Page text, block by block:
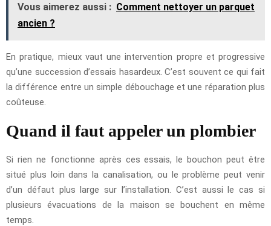
Vous aimerez aussi : Comment nettoyer un parquet
ancien ?
En pratique, mieux vaut une intervention propre et progressive
qu’une succession d’essais hasardeux. C’est souvent ce qui fait
la différence entre un simple débouchage et une réparation plus
coûteuse.
Quand il faut appeler un plombier
Si rien ne fonctionne après ces essais, le bouchon peut être
situé plus loin dans la canalisation, ou le problème peut venir
d’un défaut plus large sur l’installation. C’est aussi le cas si
plusieurs évacuations de la maison se bouchent en même
temps.